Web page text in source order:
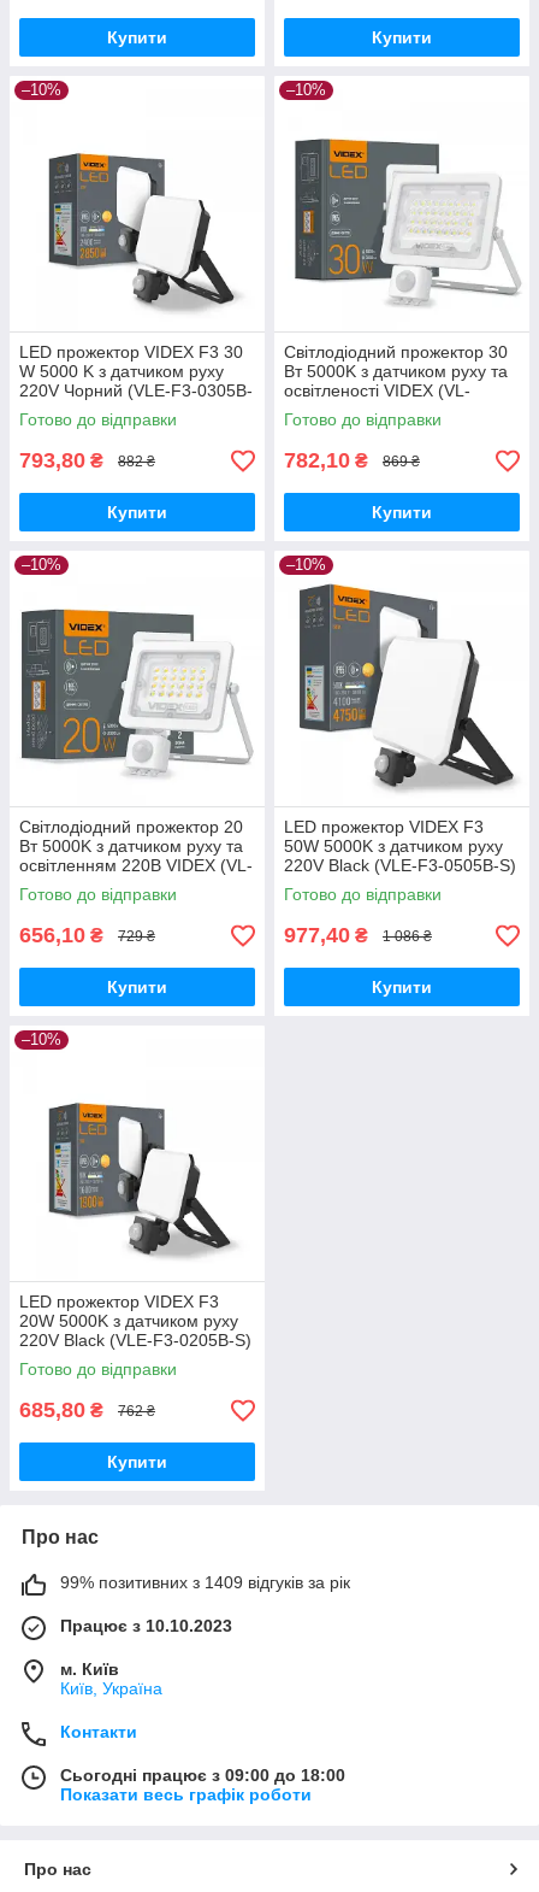
Купити Купити
–10%
LED прожектор VIDEX F3 30
W 5000 K з датчиком руху
220V Чорний (VLE-F3-0305B-
S)
Готово до відправки
793,80 ₴ 882 ₴
Купити
–10%
Світлодіодний прожектор 30
Вт 5000K з датчиком руху та
освітленості VIDEX (VL-
F2e305W-S)
Готово до відправки
782,10 ₴ 869 ₴
Купити
–10%
Світлодіодний прожектор 20
Вт 5000K з датчиком руху та
освітленням 220В VIDEX (VL-
F2e205W-S)
Готово до відправки
656,10 ₴ 729 ₴
Купити
–10%
LED прожектор VIDEX F3
50W 5000K з датчиком руху
220V Black (VLE-F3-0505B-S)
Готово до відправки
977,40 ₴ 1 086 ₴
Купити
–10%
LED прожектор VIDEX F3
20W 5000K з датчиком руху
220V Black (VLE-F3-0205B-S)
Готово до відправки
685,80 ₴ 762 ₴
Купити
Про нас
99% позитивних з 1409 відгуків за рік
Працює з 10.10.2023
м. Київ
Київ, Україна
Контакти
Сьогодні працює з 09:00 до 18:00
Показати весь графік роботи
Про нас